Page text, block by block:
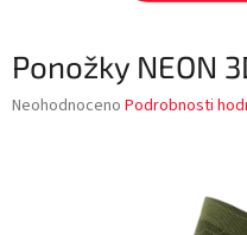
Ponožky NEON
Průměrné
Neohodnoceno Podrobnosti